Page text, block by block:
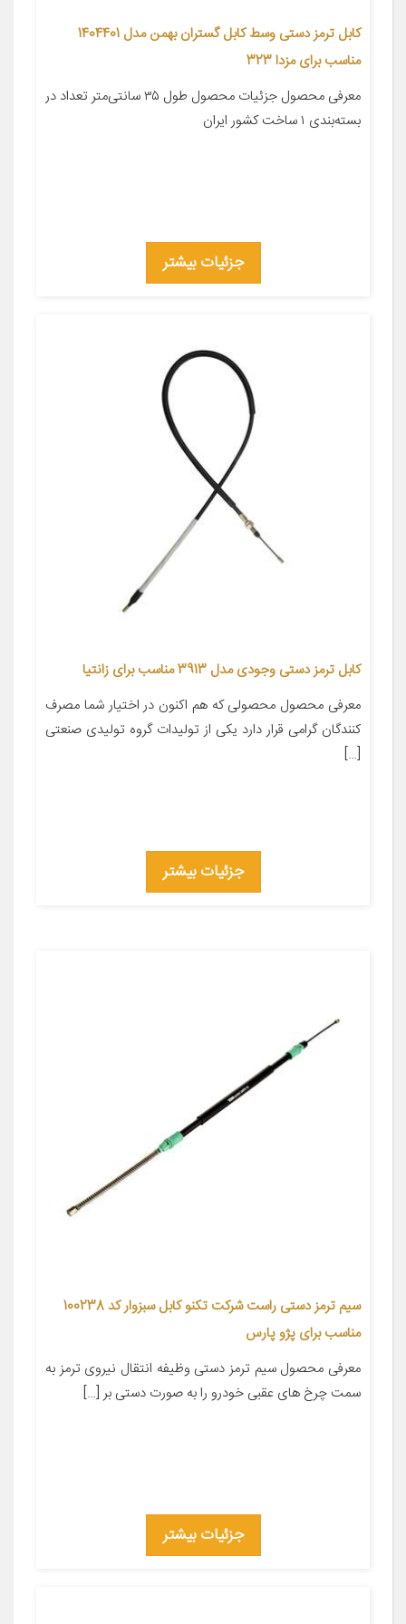
کابل ترمز دستی وسط کابل گستران بهمن مدل 1404401
مناسب برای مزدا 323
معرفی محصول جزئیات محصول طول ۳۵ سانتی‌متر تعداد در
بسته‌بندی ۱ ساخت کشور ایران
جزئیات بیشتر
کابل ترمز دستی وجودی مدل 3913 مناسب برای زانتیا
معرفی محصول محصولی که هم اکنون در اختیار شما مصرف
کنندگان گرامی قرار دارد یکی از تولیدات گروه تولیدی صنعتی
[…]
جزئیات بیشتر
سیم ترمز دستی راست شرکت تکنو کابل سبزوار کد 100238
مناسب برای پژو پارس
معرفی محصول سیم ترمز دستی وظیفه انتقال نیروی ترمز به
سمت چرخ های عقبی خودرو را به صورت دستی بر […]
جزئیات بیشتر